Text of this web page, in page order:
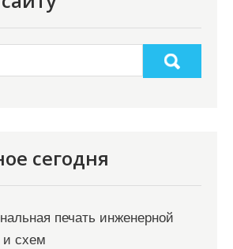
сегодня
печать инженерной
и схем